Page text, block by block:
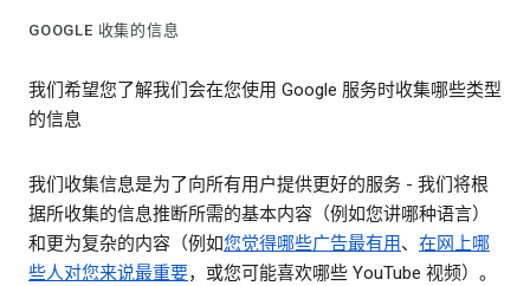
GOOGLE 收集的信息
我们希望您了解我们会在您使用 Google 服务时收集哪些类型
的信息
我们收集信息是为了向所有用户提供更好的服务 - 我们将根
据所收集的信息推断所需的基本内容（例如您讲哪种语言）
和更为复杂的内容（例如您觉得哪些广告最有用、 在网上哪
些人对您来说最重要，或您可能喜欢哪些 YouTube 视频）。